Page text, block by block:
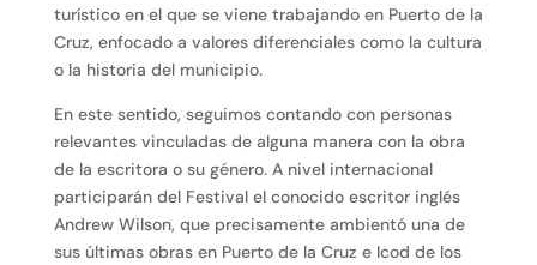
turístico en el que se viene trabajando en Puerto de la
Cruz, enfocado a valores diferenciales como la cultura
o la historia del municipio.
En este sentido, seguimos contando con personas
relevantes vinculadas de alguna manera con la obra
de la escritora o su género. A nivel internacional
participarán del Festival el conocido escritor inglés
Andrew Wilson, que precisamente ambientó una de
sus últimas obras en Puerto de la Cruz e Icod de los